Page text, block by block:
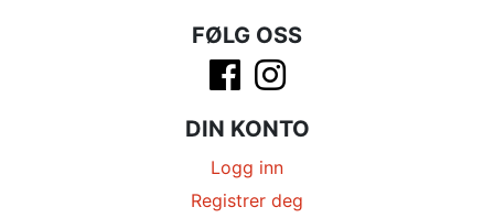
FØLG OSS
DIN KONTO
Logg inn
Registrer deg